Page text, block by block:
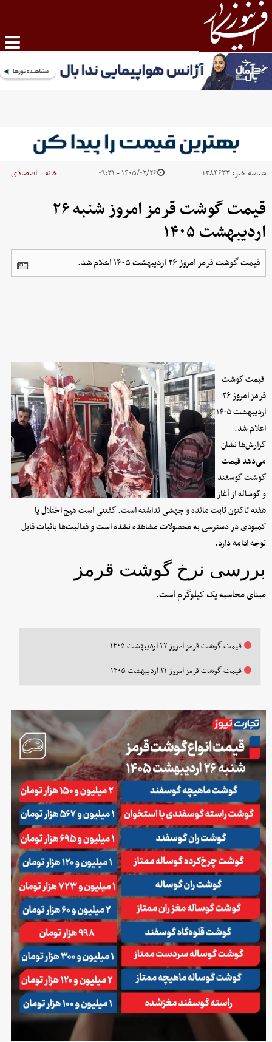
شناسه خبر:۱۳۸۴۶۳۳ ۱۴۰۵/۰۲/۲۶ - ۰۹:۳۱ خانه | اقتصادی
قیمت گوشت قرمز امروز شنبه ۲۶
اردیبهشت ۱۴۰۵
قیمت گوشت قرمز امروز ۲۶ اردیبهشت ۱۴۰۵ اعلام شد.
قیمت گوشت
قرمز امروز ۲۶
اردیبهشت ۱۴۰۵
اعلام شد.
گزارش‌ها نشان
می‌دهد قیمت
گوشت گوسفند
و گوسالهازآغاز
هفته تاکنون ثابت مانده و جهشی نداشته است. گفتنی است هیچ اختلال یا
کمبودی در دسترسی به محصولات مشاهده نشده است و فعالیت‌ها باثبات قابل
توجه ادامه دارد.
بررسی نرخ گوشت قرمز
مبنای محاسبه یک کیلوگرم است.
قیمت گوشت قرمز امروز ۲۲ اردیبهشت ۱۴۰۵
قیمت گوشت قرمز امروز ۲۱ اردیبهشت ۱۴۰۵